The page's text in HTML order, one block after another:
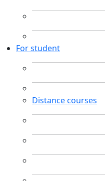
For student
Distance courses